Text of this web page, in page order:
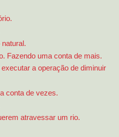
Fazendo uma conta de mais.
a operação de diminuir
conta de vezes.
atravessar um rio.